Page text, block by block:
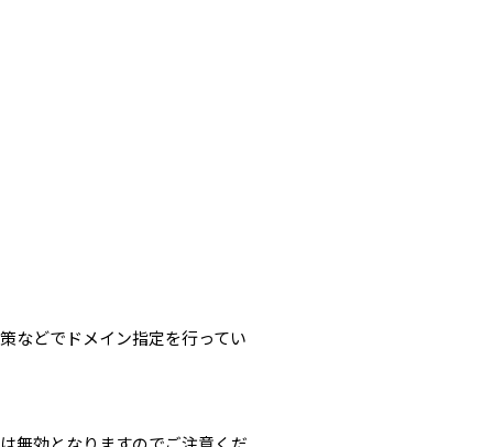
などでドメイン指定を行ってい